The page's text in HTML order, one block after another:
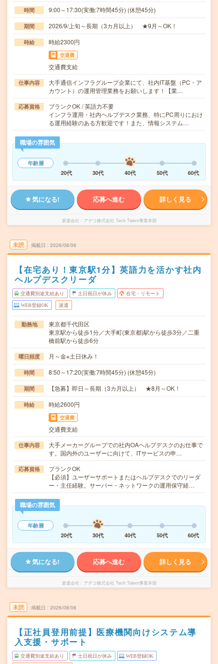
時間 9:00～17:30(実働:7時間45分) (休憩45分)
期間 2026/9/上旬～長期（3カ月以上） ★9月～OK！
時給 時給2300円
交通費
交通費支給
仕事内容
大手通信インフラグループ企業にて、社内IT基盤（PC・ア
カウント）の運用管理業務をお願いします！【業…
応募資格
ブランクOK / 英語力不要
インフラ運用・社内ヘルプデスク業務、特にPC周りにおけ
る運用経験のある方歓迎です！また、情報システム…
職場の雰囲気
年齢層
20代
30代 40代 50代 60代
気になる! 応募へ進む 詳しく見る
派遣会社 アデコ株式会社 Tech Talent事業本部
未読 掲載日 2026/08/06
【在宅あり！東京駅1分】英語力を活かす社内
ヘルプデスクリーダ
交通費別途支給あり 土日祝日が休み 在宅・リモート
WEB登録OK 派遣
勤務地
東京都千代田区
東京駅から徒歩1分／大手町(東京都)駅から徒歩3分／二重
橋前駅から徒歩6分
曜日頻度 月～金※土日休み！
時間 8:50～17:20(実働:7時間45分) (休憩45分)
期間 【急募】即日～長期（3カ月以上） ★8月～OK！
時給 時給2600円
交通費
交通費支給
仕事内容
大手メーカーグループでの社内OAヘルプデスクのお仕事で
す。国内外のユーザーに向けて、ITサービスの申…
応募資格
ブランクOK
【必須】ユーザーサポートまたはヘルプデスクでのリーダ
ー・主任経験。サーバー・ネットワークの運用保守経…
職場の雰囲気
年齢層
20代
30代 40代 50代 60代
気になる! 応募へ進む 詳しく見る
派遣会社 アデコ株式会社 Tech Talent事業本部
未読 掲載日 2026/08/06
【正社員登用前提】医療機関向けシステム導
入支援・サポート
交通費別途支給あり 土日祝日が休み WEB登録OK